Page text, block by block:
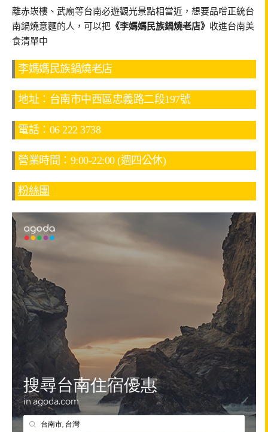
離赤崁樓、武廟等台南必遊觀光景點相當近，想要品嚐正統台
南鍋燒意麵的人，可以把 《李媽媽民族鍋燒老店》 收進台南美
食清單中
李媽媽民族鍋燒老店
地址：台南市中西區忠義路二段197號
電話：06 222 3738
營業時間：9:00-22:00 (週四公休)
粉絲團